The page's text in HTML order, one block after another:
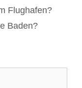
Flughafen?
Baden?